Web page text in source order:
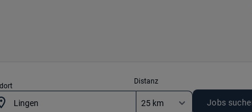
Distanz
Jobs